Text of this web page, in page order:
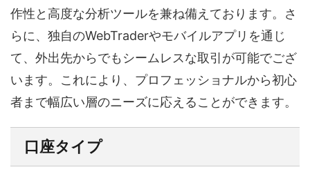
作性と高度な分析ツールを兼ね備えております。さ
らに、独自のWebTraderやモバイルアプリを通じ
て、外出先からでもシームレスな取引が可能でござ
います。これにより、プロフェッショナルから初心
者まで幅広い層のニーズに応えることができます。
口座タイプ